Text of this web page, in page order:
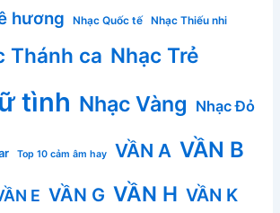
hương Nhạc Quốc tế Nhạc Thiếu nhi
Thánh ca Nhạc Trẻ
tình Nhạc Vàng Nhạc Đỏ
Top 10 cảm âm hay VẦN A VẦN B
E VẦN G VẦN H VẦN K